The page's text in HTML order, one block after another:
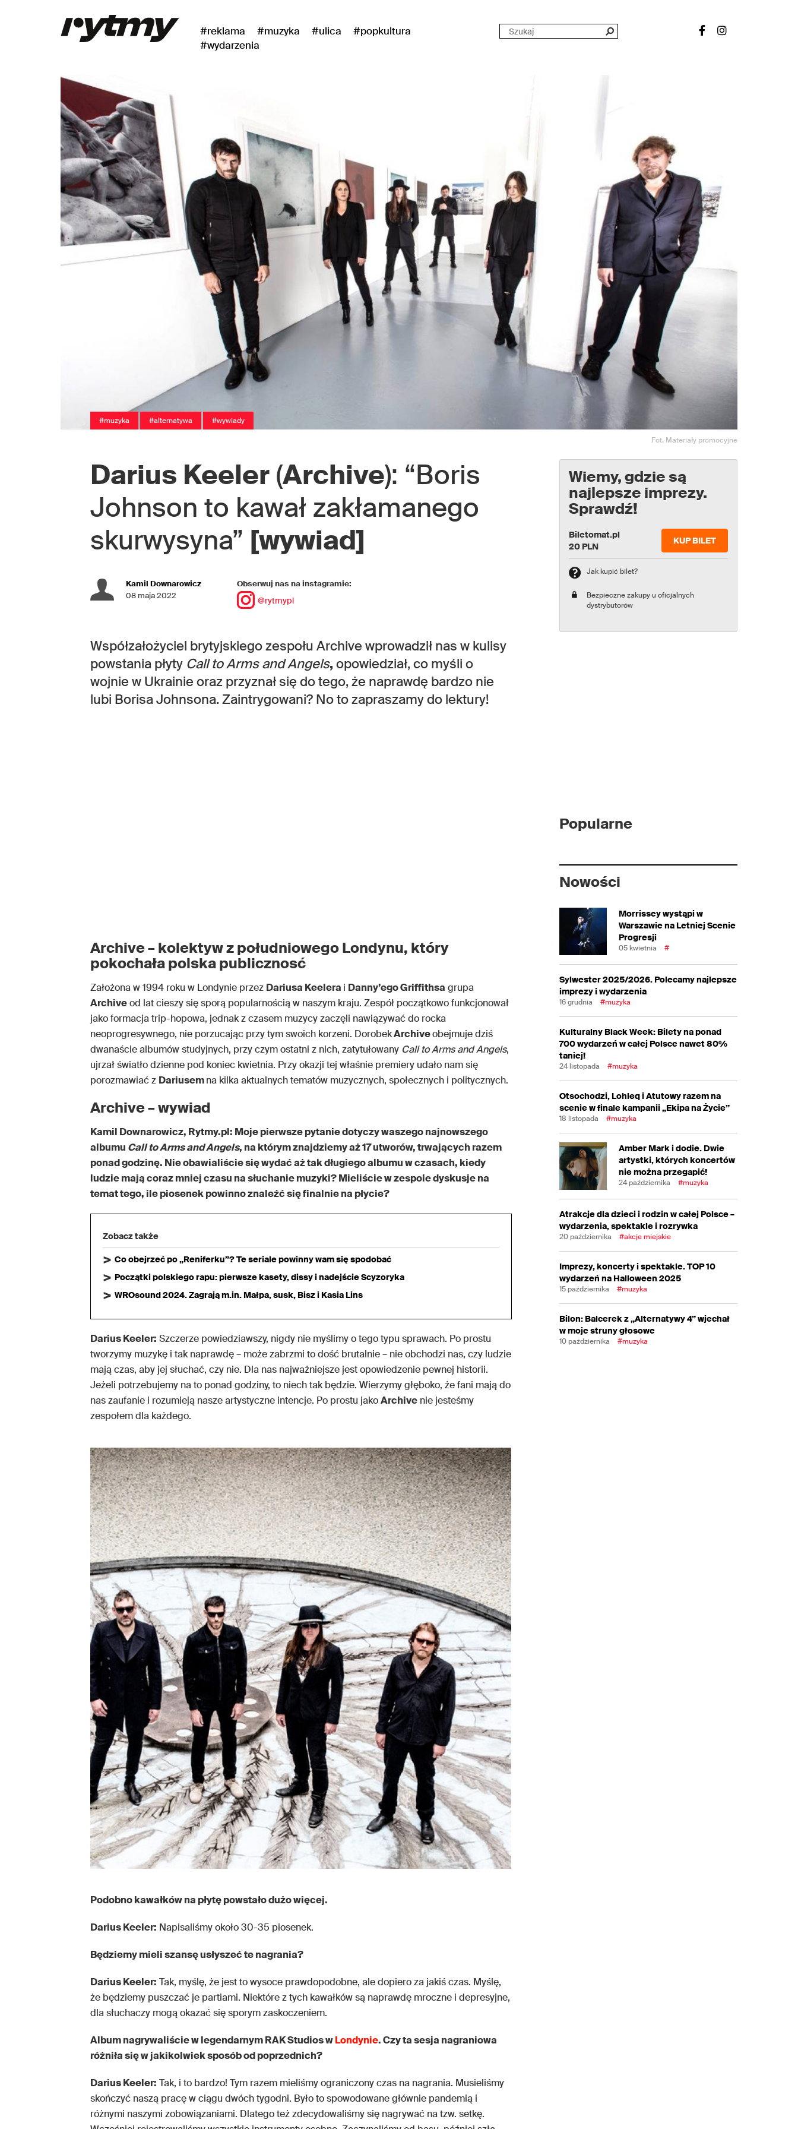
#reklama #muzyka #ulica
#popkultura
#wydarzenia
#muzyka #alternatywa #wywiady
Fot. Materiały promocyjne
Darius Keeler (Archive): “Boris
Johnson to kawał zakłamanego
skurwysyna” [wywiad]
Kamil Downarowicz
08 maja 2022
Obserwuj nas na instagramie:
@rytmypl
Współzałożyciel brytyjskiego zespołu Archive wprowadził nas w kulisy
powstania płyty Call to Arms and Angels,opowiedział, co myśli o
wojnie w Ukrainie oraz przyznał się do tego, że naprawdę bardzo nie
lubi Borisa Johnsona. Zaintrygowani? No to zapraszamy do lektury!
Archive – kolektyw z południowego Londynu, który
pokochała polska publicznosć
Założona w 1994 roku w Londynie przez Dariusa Keelera i Danny’ego Griffithsa grupa
Archiveod lat cieszy się sporą popularnością w naszym kraju. Zespół początkowo funkcjonował
jako formacja trip-hopowa, jednak z czasem muzycy zaczęli nawiązywać do rocka
neoprogresywnego, nie porzucając przy tym swoich korzeni. DorobekArchiveobejmuje dziś
dwanaście albumów studyjnych, przy czym ostatni z nich, zatytułowany Call to Arms and Angels,
ujrzał światło dzienne pod koniec kwietnia. Przy okazji tej właśnie premiery udało nam się
porozmawiać z Dariusemna kilka aktualnych tematów muzycznych, społecznych i politycznych.
Archive – wywiad
Kamil Downarowicz, Rytmy.pl: Moje pierwsze pytanie dotyczy waszego najnowszego
albumu Call to Arms and Angels, na którym znajdziemy aż 17 utworów, trwających razem
ponad godzinę. Nie obawialiście się wydać aż tak długiego albumu w czasach, kiedy
ludzie mają coraz mniej czasu na słuchanie muzyki? Mieliście w zespole dyskusje na
temat tego, ile piosenek powinno znaleźć się finalnie na płycie?
Zobacz także
Co obejrzeć po „Reniferku”? Te seriale powinny wam się spodobać
Początki polskiego rapu: pierwsze kasety, dissy i nadejście Scyzoryka
WROsound 2024. Zagrają m.in. Małpa, susk, Bisz i Kasia Lins
Darius Keeler: Szczerze powiedziawszy, nigdy nie myślimy o tego typu sprawach. Po prostu
tworzymy muzykę i tak naprawdę – może zabrzmi to dość brutalnie – nie obchodzi nas, czy ludzie
mają czas, aby jej słuchać, czy nie. Dla nas najważniejsze jest opowiedzenie pewnej historii.
Jeżeli potrzebujemy na to ponad godziny, to niech tak będzie. Wierzymy głęboko, że fani mają do
nas zaufanie i rozumieją nasze artystyczne intencje. Po prostu jakoArchive nie jesteśmy
zespołem dla każdego.
Podobno kawałków na płytę powstało dużo więcej.
Darius Keeler: Napisaliśmy około 30-35 piosenek.
Będziemy mieli szansę usłyszeć te nagrania?
Darius Keeler: Tak, myślę, że jest to wysoce prawdopodobne, ale dopiero za jakiś czas. Myślę,
że będziemy puszczać je partiami. Niektóre z tych kawałków są naprawdę mroczne i depresyjne,
dla słuchaczy mogą okazać się sporym zaskoczeniem.
Album nagrywaliście w legendarnym RAK Studios wLondynie. Czy ta sesja nagraniowa
różniła się w jakikolwiek sposób od poprzednich?
Darius Keeler: Tak, i to bardzo! Tym razem mieliśmy ograniczony czas na nagrania. Musieliśmy
skończyć naszą pracę w ciągu dwóch tygodni. Było to spowodowane głównie pandemią i
różnymi naszymi zobowiązaniami. Dlatego też zdecydowaliśmy się nagrywać na tzw. setkę.
Wiemy, gdzie są
najlepsze imprezy.
Sprawdź!
Biletomat.pl
20 PLN
KUP BILET
Jak kupić bilet?
Bezpieczne zakupy u oficjalnych
dystrybutorów
Popularne
Nowości
Morrissey wystąpi w
Warszawie na Letniej Scenie
Progresji
05 kwietnia #
Sylwester 2025/2026. Polecamy najlepsze
imprezy i wydarzenia
16 grudnia #muzyka
Kulturalny Black Week: Bilety na ponad
700 wydarzeń w całej Polsce nawet 80%
taniej!
24 listopada #muzyka
Otsochodzi, Lohleq i Atutowy razem na
scenie w finale kampanii „Ekipa na Życie”
18 listopada #muzyka
Amber Mark i dodie. Dwie
artystki, których koncertów
nie można przegapić!
24 października #muzyka
Atrakcje dla dzieci i rodzin w całej Polsce –
wydarzenia, spektakle i rozrywka
20 października #akcje miejskie
Imprezy, koncerty i spektakle. TOP 10
wydarzeń na Halloween 2025
15 października #muzyka
Bilon: Balcerek z „Alternatywy 4” wjechał
w moje struny głosowe
10 października #muzyka